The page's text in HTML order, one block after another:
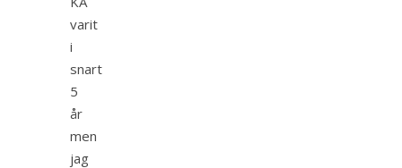
varit
i
snart
5
år
men
jag